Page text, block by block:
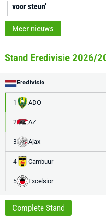
voor steun'
Meer nieuws
Stand Eredivisie 2026/
Eredivisie
1 ADO
2 AZ
3 Ajax
4 Cambuur
5 Excelsior
Complete Stand